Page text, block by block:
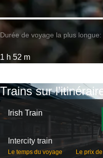
Durée de voyage la plus longue:
1 h 52 m
Trains sur
Irish Train
Intercity train
Le temps du voyage Le prix de